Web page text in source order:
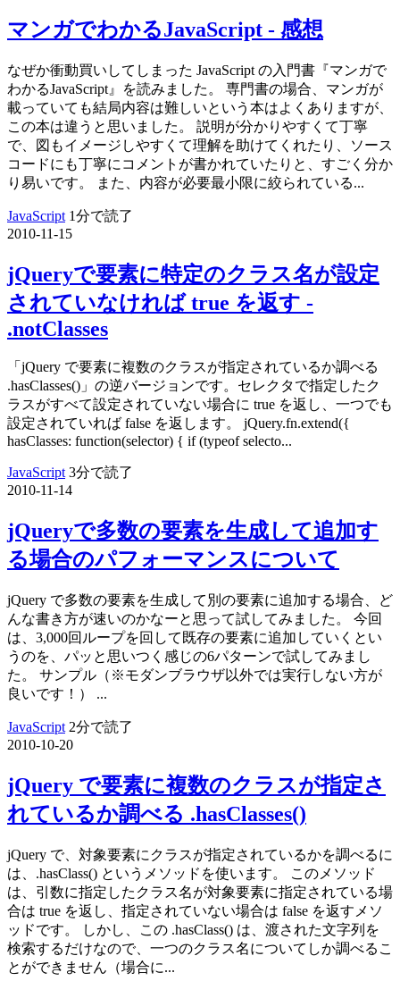
マンガでわかるJavaScript - 感想
なぜか衝動買いしてしまった JavaScript の入門書『マンガで
わかるJavaScript』を読みました。 専門書の場合、マンガが
載っていても結局内容は難しいという本はよくありますが、
この本は違うと思いました。 説明が分かりやすくて丁寧
で、図もイメージしやすくて理解を助けてくれたり、ソース
コードにも丁寧にコメントが書かれていたりと、すごく分か
り易いです。 また、内容が必要最小限に絞られている...
JavaScript 1分で読了
2010-11-15
jQueryで要素に特定のクラス名が設定
されていなければ true を返す -
.notClasses
「jQuery で要素に複数のクラスが指定されているか調べる
.hasClasses()」の逆バージョンです。セレクタで指定したク
ラスがすべて設定されていない場合に true を返し、一つでも
設定されていれば false を返します。 jQuery.fn.extend({
hasClasses: function(selector) { if (typeof selecto...
JavaScript 3分で読了
2010-11-14
jQueryで多数の要素を生成して追加す
る場合のパフォーマンスについて
jQuery で多数の要素を生成して別の要素に追加する場合、ど
んな書き方が速いのかなーと思って試してみました。 今回
は、3,000回ループを回して既存の要素に追加していくとい
うのを、パッと思いつく感じの6パターンで試してみまし
た。 サンプル（※モダンブラウザ以外では実行しない方が
良いです！） ...
JavaScript 2分で読了
2010-10-20
jQuery で要素に複数のクラスが指定さ
れているか調べる .hasClasses()
jQuery で、対象要素にクラスが指定されているかを調べるに
は、.hasClass() というメソッドを使います。 このメソッド
は、引数に指定したクラス名が対象要素に指定されている場
合は true を返し、指定されていない場合は false を返すメソ
ッドです。 しかし、この .hasClass() は、渡された文字列を
検索するだけなので、一つのクラス名についてしか調べるこ
とができません（場合に...